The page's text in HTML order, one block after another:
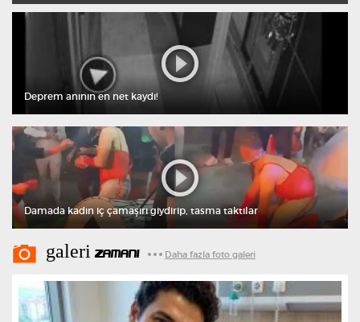
Deprem anının en net kaydı!
Damada kadın iç çamaşırı giydirip, tasma taktılar
galeri ZAMANI Daha fazla foto galeri